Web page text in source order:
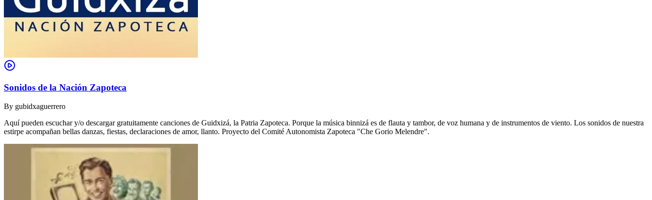
Sonidos de la Nación Zapoteca
By gubidxaguerrero
Aquí pueden escuchar y/o descargar gratuitamente canciones de Guidxizá, la Patria Zapoteca. Porque la música binnizá es de flauta y tambor, de voz humana y de instrumentos de viento. Los sonidos de nuestra
estirpe acompañan bellas danzas, fiestas, declaraciones de amor, llanto. Proyecto del Comité Autonomista Zapoteca "Che Gorio Melendre".